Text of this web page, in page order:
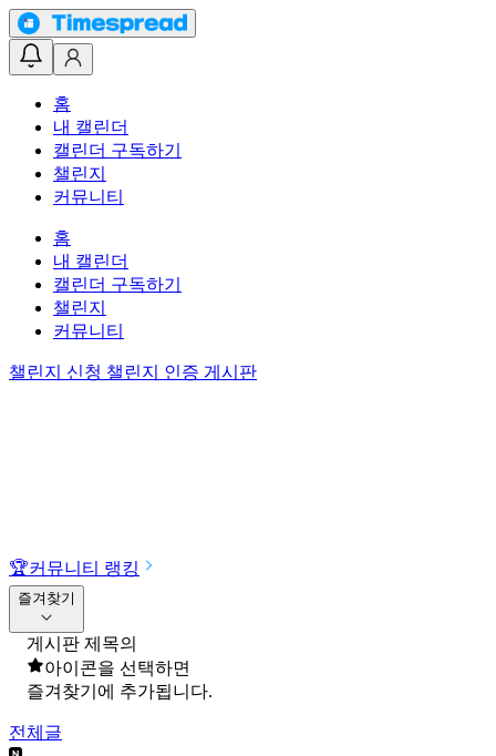
홈
내 캘린더
캘린더 구독하기
챌린지
커뮤니티
홈
내 캘린더
캘린더 구독하기
챌린지
커뮤니티
챌린지 신청 챌린지 인증 게시판
🏆커뮤니티 랭킹
즐겨찾기
게시판 제목의
아이콘을 선택하면
즐겨찾기에 추가됩니다.
전체글